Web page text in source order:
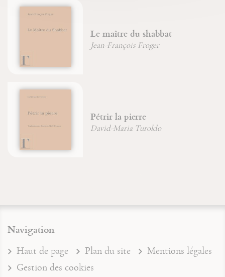
Le maître du shabbat
Jean-François Froger
Pétrir la pierre
David-Maria Turoldo
Navigation
Haut de page Plan du site
Mentions légales
Gestion des cookies